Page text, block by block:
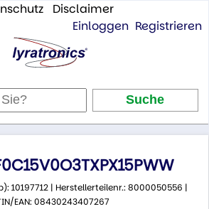
Disclaimer
Einloggen Registrieren
10197712 | Herstellerteilenr.: 8000050556 |
EAN: 08430243407267